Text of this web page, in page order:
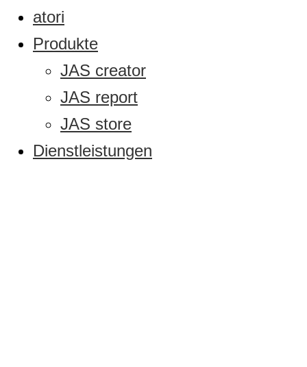
atori
Produkte
JAS creator
JAS report
JAS store
Dienstleistungen